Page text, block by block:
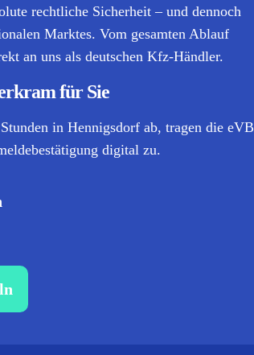
rechtliche Sicherheit – und dennoch
Marktes. Vom gesamten Ablauf
an uns als deutschen Kfz-Händler.
für Sie
in Hennigsdorf ab, tragen die eVB
digital zu.